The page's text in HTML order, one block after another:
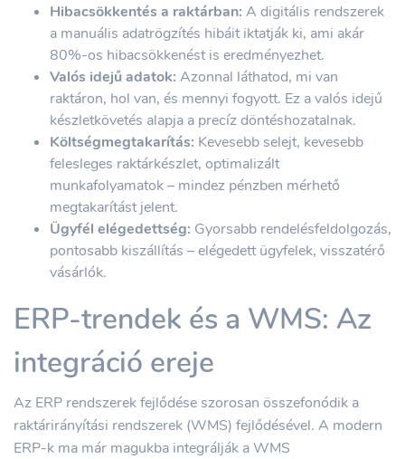
Hibacsökkentés a raktárban: A digitális rendszerek
a manuális adatrögzítés hibáit iktatják ki, ami akár
80%-os hibacsökkenést is eredményezhet.
Valós idejű adatok: Azonnal láthatod, mi van
raktáron, hol van, és mennyi fogyott. Ez a valós idejű
készletkövetés alapja a precíz döntéshozatalnak.
Költségmegtakarítás: Kevesebb selejt, kevesebb
felesleges raktárkészlet, optimalizált
munkafolyamatok – mindez pénzben mérhető
megtakarítást jelent.
Ügyfél elégedettség: Gyorsabb rendelésfeldolgozás,
pontosabb kiszállítás – elégedett ügyfelek, visszatérő
vásárlók.
ERP-trendek és a WMS: Az
integráció ereje
Az ERP rendszerek fejlődése szorosan összefonódik a
raktárirányítási rendszerek (WMS) fejlődésével. A modern
ERP-k ma már magukba integrálják a WMS